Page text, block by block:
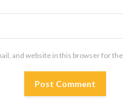
and website in this browser for